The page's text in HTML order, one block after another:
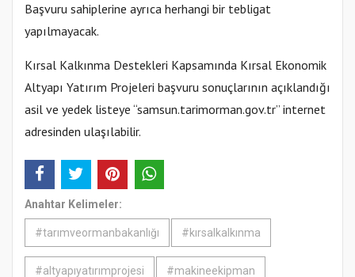
Başvuru sahiplerine ayrıca herhangi bir tebligat
yapılmayacak.
Kırsal Kalkınma Destekleri Kapsamında Kırsal Ekonomik
Altyapı Yatırım Projeleri başvuru sonuçlarının açıklandığı
asil ve yedek listeye “samsun.tarimorman.gov.tr” internet
adresinden ulaşılabilir.
Anahtar Kelimeler:
#tarımveormanbakanlığı #kırsalkalkınma
#altyapıyatırımprojesi #makineekipman